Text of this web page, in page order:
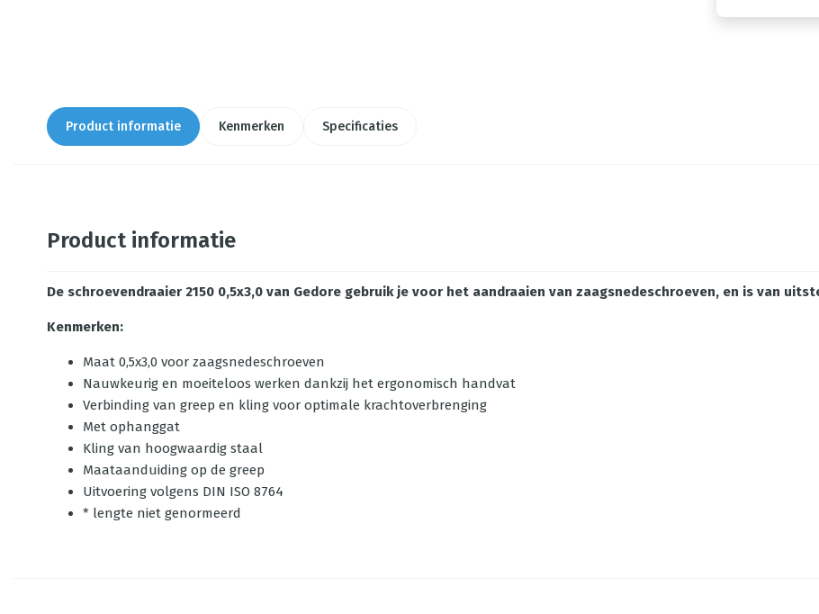
Product informatie Kenmerken Specificaties
Product informatie
De schroevendraaier 2150 0,5x3,0 van Gedore gebruik je voor het aandraaien van zaagsnedeschroeven, en is van
Kenmerken:
Maat 0,5x3,0 voor zaagsnedeschroeven
Nauwkeurig en moeiteloos werken dankzij het ergonomisch handvat
Verbinding van greep en kling voor optimale krachtoverbrenging
Met ophanggat
Kling van hoogwaardig staal
Maataanduiding op de greep
Uitvoering volgens DIN ISO 8764
* lengte niet genormeerd